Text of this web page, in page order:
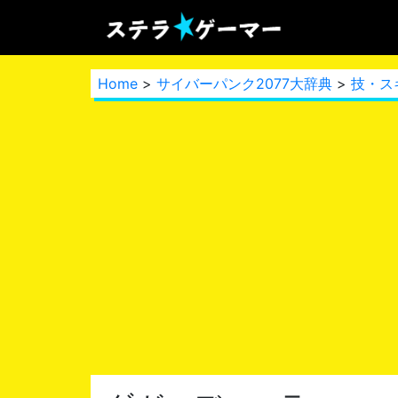
Home > サイバーパンク2077大辞典 > 技・ス